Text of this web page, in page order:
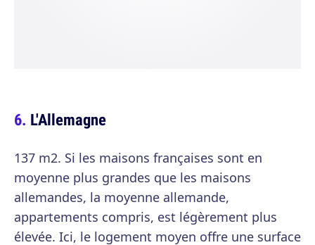
L'Allemagne
137 m2. Si les maisons françaises sont en
moyenne plus grandes que les maisons
allemandes, la moyenne allemande,
appartements compris, est légèrement plus
élevée. Ici, le logement moyen offre une surface